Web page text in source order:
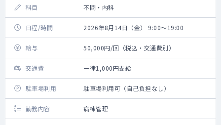
科目 不問・内科
日程/時間 2026年8月14日（金） 9:00～19:00
給与 50,000円/回（税込・交通費別）
交通費 一律1,000円支給
駐車場利用 駐車場利用可（自己負担なし）
勤務内容 病棟管理